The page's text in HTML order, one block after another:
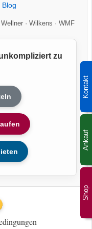
Shop
Kontakt
Ankauf
Blog
Wellner· Wilkens · WMF
zu